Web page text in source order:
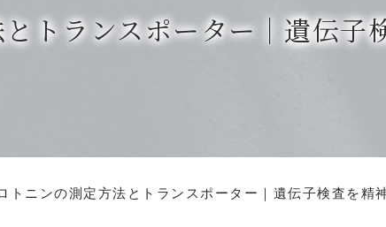
トランスポーター｜遺伝子
トニンの測定方法とトランスポーター｜遺伝子検査を精